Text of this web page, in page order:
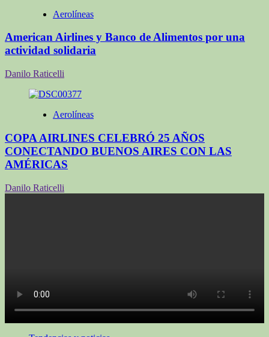
Aerolíneas
American Airlines y Banco de Alimentos por una
actividad solidaria
Danilo Raticelli
Aerolíneas
COPA AIRLINES CELEBRÓ 25 AÑOS
CONECTANDO BUENOS AIRES CON LAS
AMÉRICAS
Danilo Raticelli